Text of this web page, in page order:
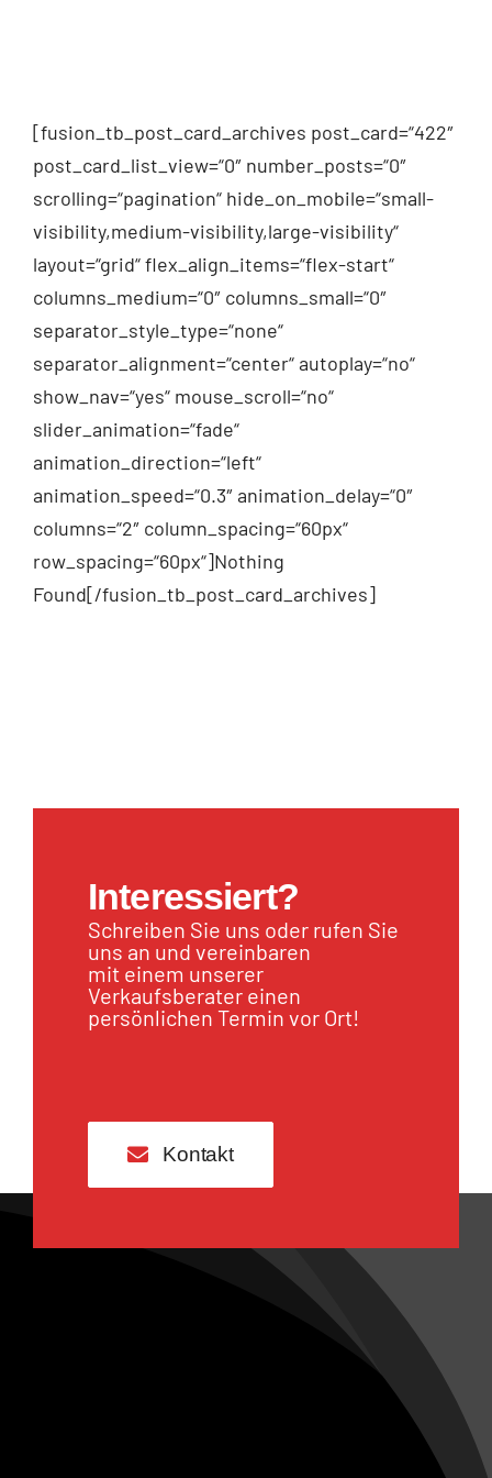
[fusion_tb_post_card_archives post_card=“422″
post_card_list_view=“0″ number_posts=“0″
scrolling=“pagination“ hide_on_mobile=“small-
visibility,medium-visibility,large-visibility“
layout=“grid“ flex_align_items=“flex-start“
columns_medium=“0″ columns_small=“0″
separator_style_type=“none“
separator_alignment=“center“ autoplay=“no“
show_nav=“yes“ mouse_scroll=“no“
slider_animation=“fade“
animation_direction=“left“
animation_speed=“0.3″ animation_delay=“0″
columns=“2″ column_spacing=“60px“
row_spacing=“60px“]Nothing
Found[/fusion_tb_post_card_archives]
Interessiert?
Schreiben Sie uns oder rufen Sie
uns an und vereinbaren
mit einem unserer
Verkaufsberater einen
persönlichen Termin vor Ort!
Kontakt